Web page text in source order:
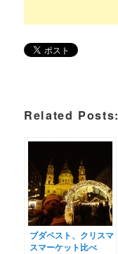
Related Posts:
ブダペスト、クリスマ
スマーケット比べ